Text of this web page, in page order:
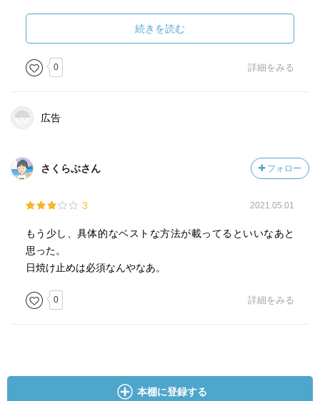
以下は本の内容には関係ないので評価には加味していませ
んが、電子書籍の場合の図表は1ページにまとめてもらいた
いと思います。
気になる成分の時にまた元に戻って上から何段目だっけ…
を繰り返すのがかなり手間です。
続きを読む
0 詳細をみる
広告
さくらぶさん フォロー
3 2021.05.01
もう少し、具体的なベストな方法が載ってるといいなあと
思った。
日焼け止めは必須なんやなあ。
0 詳細をみる
本棚に登録する